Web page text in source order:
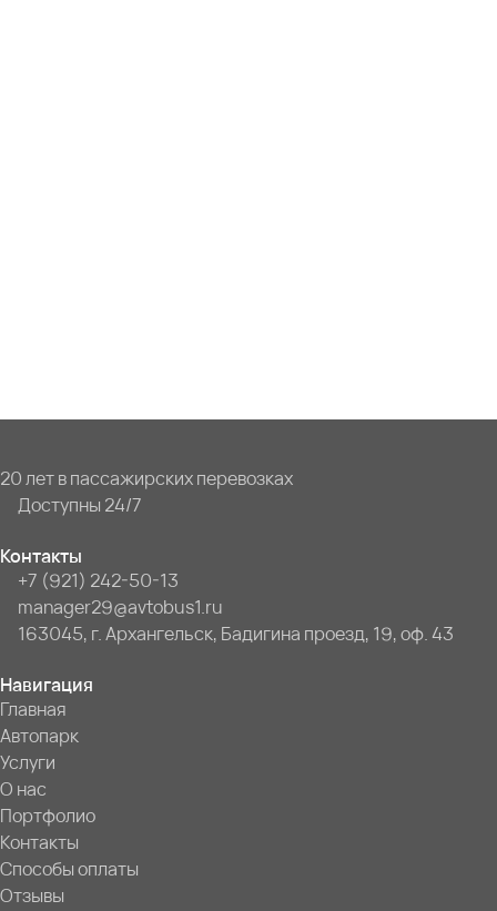
20 лет в пассажирских перевозках
Доступны 24/7
Контакты
+7 (921) 242-50-13
manager29@avtobus1.ru
163045, г. Архангельск, Бадигина проезд, 19, оф. 43
Навигация
Главная
Автопарк
Услуги
О нас
Портфолио
Контакты
Способы оплаты
Отзывы